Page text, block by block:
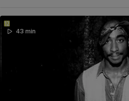
43 min